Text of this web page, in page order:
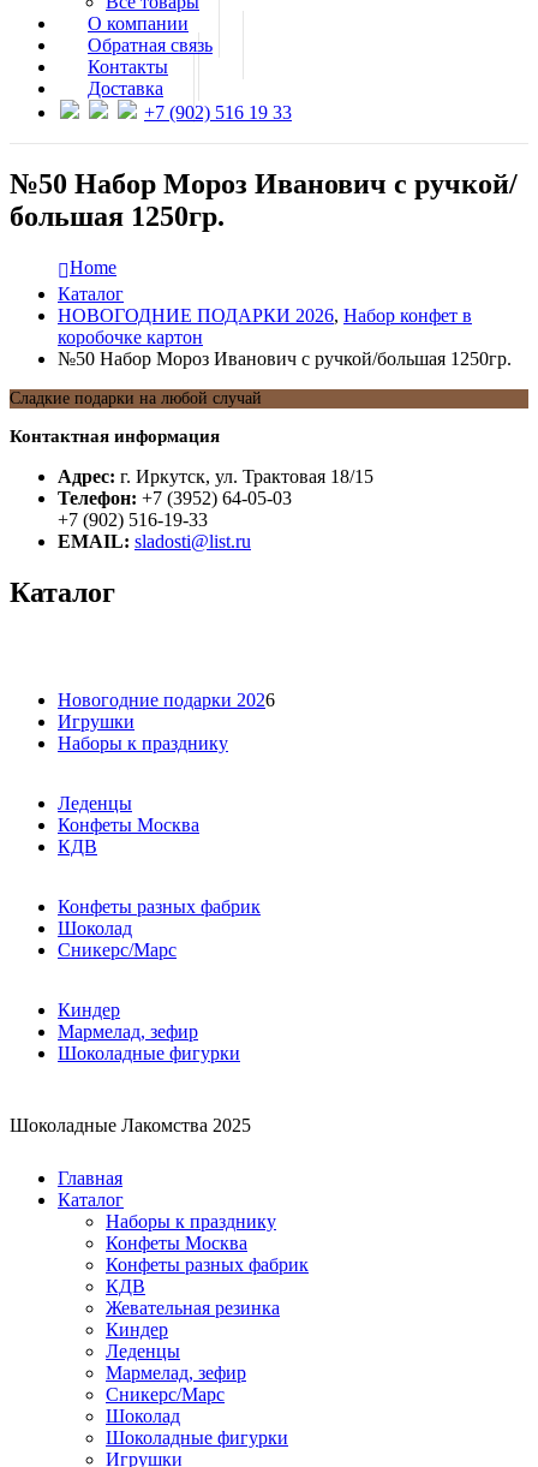
О компании
Обратная связь
Контакты
Доставка
+7 (902) 516 19 33
№50 Набор Мороз Иванович с ручкой/
большая 1250гр.
Home
Каталог
НОВОГОДНИЕ ПОДАРКИ 2026, Набор конфет в
коробочке картон
№50 Набор Мороз Иванович с ручкой/большая 1250гр.
Сладкие подарки на любой случай
Контактная информация
Адрес: г. Иркутск, ул. Трактовая 18/15
Телефон: +7 (3952) 64-05-03
+7 (902) 516-19-33
EMAIL: sladosti@list.ru
Каталог
Новогодние подарки 2026
Игрушки
Наборы к празднику
Леденцы
Конфеты Москва
КДВ
Конфеты разных фабрик
Шоколад
Сникерс/Марс
Киндер
Мармелад, зефир
Шоколадные фигурки
Шоколадные Лакомства 2025
Главная
Каталог
Наборы к празднику
Конфеты Москва
Конфеты разных фабрик
КДВ
Жевательная резинка
Киндер
Леденцы
Мармелад, зефир
Сникерс/Марс
Шоколад
Шоколадные фигурки
Игрушки